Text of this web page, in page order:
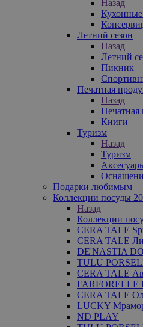
Назад
Летний сезон
Назад
Летний
Пикник
Печатная
Назад
Печатная
Книги
Туризм
Назад
Туризм
Подарки любимым
Коллекции посуды
Назад
Коллекции
CERA TALE
CERA TALE
DE'NASTIA
TULU
CERA TALE
FARFORELLE
CERA TALE
LUCKY
ND PLAY